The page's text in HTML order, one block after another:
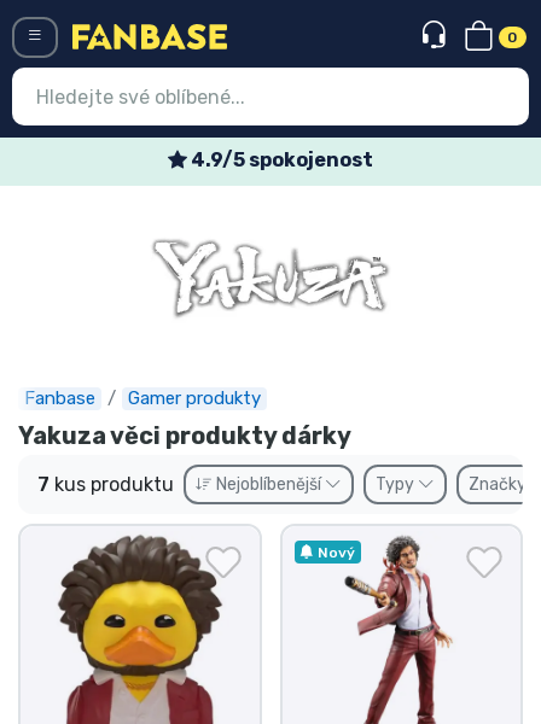
0
4.9/5 spokojenost
Fanbase Gamer produkty
Yakuza věci produkty dárky
7 kus produktu Nejoblíbenější Typy Značky
Nový
Nejnovější věci
Expresní doručení
Předobjednat
Outlet produkty
Doprava a platba
Seriálové věci
Filmové věci